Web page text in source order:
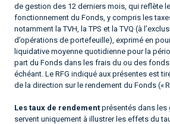
de gestion des 12 derniers mois, qui reflète
fonctionnement du Fonds, y compris les
notamment la TVH, la TPS et la TVQ (à
d’opérations de portefeuille), exprimé en
liquidative moyenne quotidienne pour la
part du Fonds dans les frais du ou des
échéant. Le RFG indiqué aux présentes est
de la direction sur le rendement du Fonds («
Les taux de rendement présentés dans
servent uniquement à illustrer les effets du